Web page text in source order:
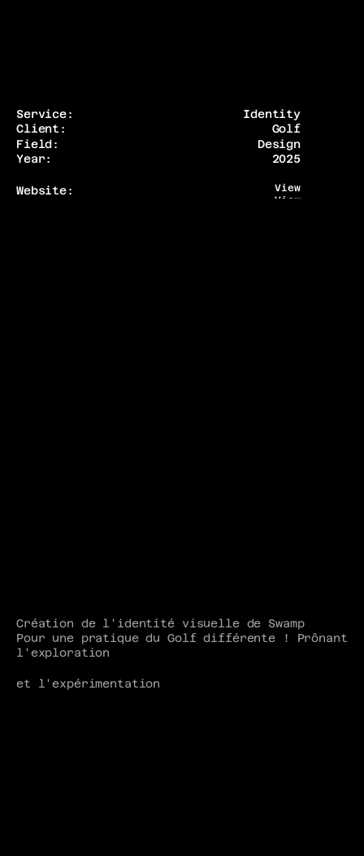
Service:
Identity
Client:
Golf
Field:
Design
Year:
2025
Website:
View
View
Création de l'identité visuelle de Swamp
Pour une pratique du Golf différente ! Prônant
l'exploration
et l'expérimentation